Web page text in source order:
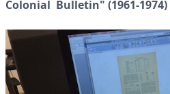
Colonial Bulletin" (1961-1974)